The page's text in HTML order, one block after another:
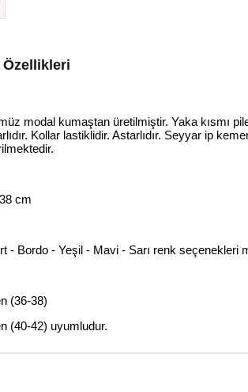
Özellikleri
modal kumaştan üretilmiştir. Yaka kısmı
Kollar lastiklidir. Astarlıdır. Seyyar ip
cm
- Bordo - Yeşil - Mavi - Sarı renk seçenekleri
(36-38)
(40-42) uyumludur.